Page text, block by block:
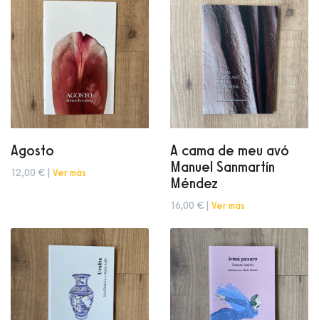
Agosto
12,00 € | Ver más
A cama de meu avó
Manuel Sanmartín
Méndez
16,00 € | Ver más